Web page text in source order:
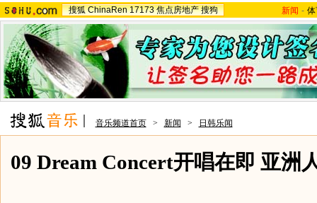
搜狐 ChinaRen 17173 焦点房地产 搜狗 新闻 -
音乐频道首页 > 新闻 > 日韩乐闻
09 Dream Concert开唱在即 亚洲